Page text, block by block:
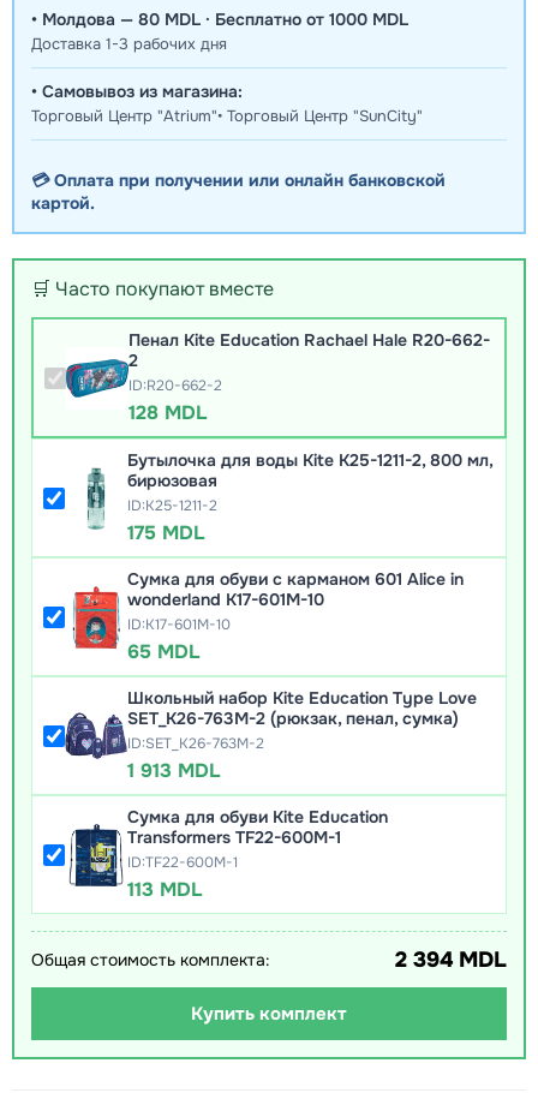
• Молдова — 80 MDL · Бесплатно от 1000 MDL
Доставка 1-3 рабочих дня
• Самовывоз из магазина:
Торговый Центр "Atrium"• Торговый Центр "SunCity"
💳 Оплата при получении или онлайн банковской
картой.
🛒 Часто покупают вместе
Пенал Kite Education Rachael Hale R20-662-
2
ID:R20-662-2
128 MDL
Бутылочка для воды Kite K25-1211-2, 800 мл,
бирюзовая
ID:K25-1211-2
175 MDL
Сумка для обуви с карманом 601 Alice in
wonderland K17-601M-10
ID:K17-601M-10
65 MDL
Школьный набор Kite Education Type Love
SET_K26-763M-2 (рюкзак, пенал, сумка)
ID:SET_K26-763M-2
1 913 MDL
Сумка для обуви Kite Education
Transformers TF22-600M-1
ID:TF22-600M-1
113 MDL
Общая стоимость комплекта: 2 394 MDL
Купить комплект